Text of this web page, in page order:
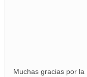
Muchas gracias por